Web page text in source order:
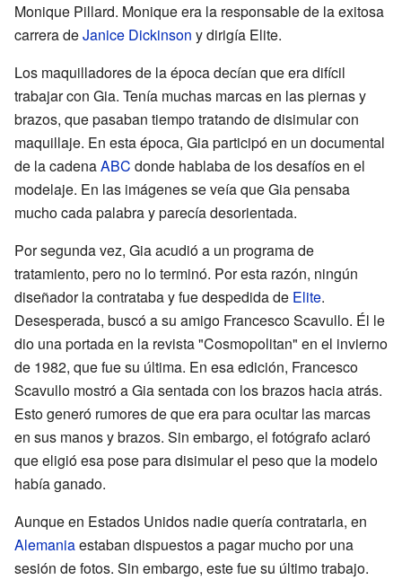
Monique Pillard. Monique era la responsable de la exitosa
carrera deJanice Dickinson y dirigía Elite.
Los maquilladores de la época decían que era difícil
trabajar con Gia. Tenía muchas marcas en las piernas y
brazos, que pasaban tiempo tratando de disimular con
maquillaje. En esta época, Gia participó en un documental
de la cadenaABC donde hablaba de los desafíos en el
modelaje. En las imágenes se veía que Gia pensaba
mucho cada palabra y parecía desorientada.
Por segunda vez, Gia acudió a un programa de
tratamiento, pero no lo terminó. Por esta razón, ningún
diseñador la contrataba y fue despedida de Elite.
Desesperada, buscó a su amigo Francesco Scavullo. Él le
dio una portada en la revista "Cosmopolitan" en el invierno
de 1982, que fue su última. En esa edición, Francesco
Scavullo mostró a Gia sentada con los brazos hacia atrás.
Esto generó rumores de que era para ocultar las marcas
en sus manos y brazos. Sin embargo, el fotógrafo aclaró
que eligió esa pose para disimular el peso que la modelo
había ganado.
Aunque en Estados Unidos nadie quería contratarla, en
Alemaniaestaban dispuestos a pagar mucho por una
sesión de fotos. Sin embargo, este fue su último trabajo.